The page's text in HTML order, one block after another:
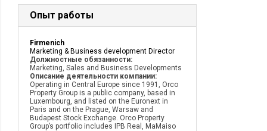
Опыт работы
Firmenich
Marketing & Business development Director
Должностные обязанности:
Marketing, Sales and Business Developments
Описание деятельности компании:
Operating in Central Europe since 1991, Orco
Property Group is a public company, based in
Luxembourg, and listed on the Euronext in
Paris and on the Prague, Warsaw and
Budapest Stock Exchange. Orco Property
Group’s portfolio includes IPB Real, MaMaiso